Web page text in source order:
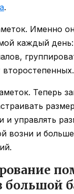
.
Именно
каждый
Теперь
управлять
возни и
большой